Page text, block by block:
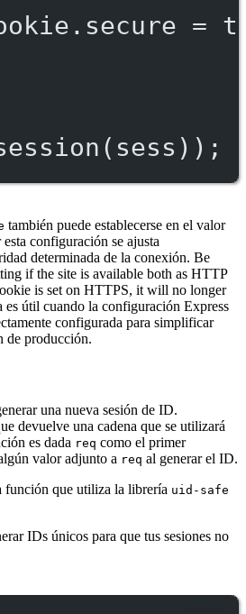
=
(sess));
también puede establecerse en el valor
esta configuración se ajusta
determinada de la conexión. Be
if the site is available both as HTTP
is set on HTTPS, it will no longer
útil cuando la configuración Express
configurada para simplificar
de producción.
una nueva sesión de ID.
devuelve una cadena que se utilizará
es dada req como el primer
valor adjunto a req al generar el ID.
función que utiliza la librería uid-safe
IDs únicos para que tus sesiones no